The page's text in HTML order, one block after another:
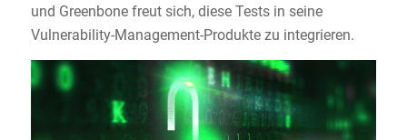
und Greenbone freut sich, diese Tests in seine
Vulnerability-Management-Produkte zu integrieren.